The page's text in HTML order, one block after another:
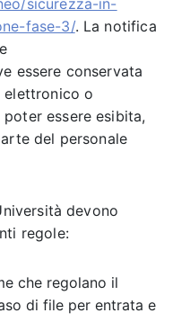
sicurezza-in-
fase-3/. La notifica
essere conservata
elettronico o
essere esibita,
del personale
devono
regole:
che regolano il
di file per entrata e